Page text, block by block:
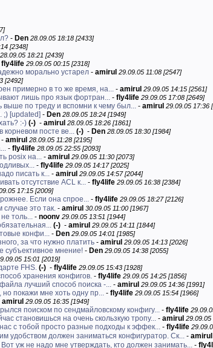
- Den 28.09.05 18:18 [2433]
[2348]
28.09.05 18:21 [2439]
fly4life 29.09.05 00:15 [2318]
морально устарел - amirul 29.09.05 11:08 [2547]
[2492]
примерно в то же время, на... - amirul 29.09.05 14:15 [2561]
лишь про язык фортран... - fly4life 29.09.05 17:08 [2649]
выше по треду и вспомни к чему был... - amirul 29.09.05 17:36
;) [updated] - Den 28.09.05 18:24 [1949]
:-) (-) - amirul 28.09.05 18:26 [1861]
корневом посте ве... (-) - Den 28.09.05 18:30 [1984]
- amirul 28.09.05 11:28 [2195]
- fly4life 28.09.05 22:55 [2093]
posix на... - amirul 29.09.05 11:30 [2073]
- fly4life 29.09.05 14:17 [2025]
писать к... - amirul 29.09.05 14:57 [2044]
отсутствие ACL к... - fly4life 29.09.05 16:38 [2384]
17:15 [2009]
Если она спрое... - fly4life 29.09.05 18:27 [2126]
это так. - amirul 30.09.05 11:00 [1967]
толь... - noonv 29.09.05 13:51 [1944]
(-) - amirul 29.09.05 14:11 [1844]
конфи... - Den 29.09.05 14:01 [1985]
за что нужно платить - amirul 29.09.05 14:13 [2026]
субъективное мнение! - Den 29.09.05 14:38 [2055]
15:01 [2019]
FHS. (-) - fly4life 29.09.05 15:43 [1928]
хранения конфигов. - fly4life 29.09.05 14:25 [1856]
лучший способ поиска -... - amirul 29.09.05 14:36 [1991]
покажи мне хоть одну пр... - fly4life 29.09.05 15:54 [1966]
amirul 29.09.05 16:35 [1949]
поиском по сендмайловскому конфигу... - fly4life
становишься на очень скользкую тропу... - amirul 29.09.05
с тобой просто разные подходы к эффек... - fly4life
удобством должен заниматься конфигуратор. Ск... - amirul
Вот уж не надо мне утверждать, кто должен занимать... -